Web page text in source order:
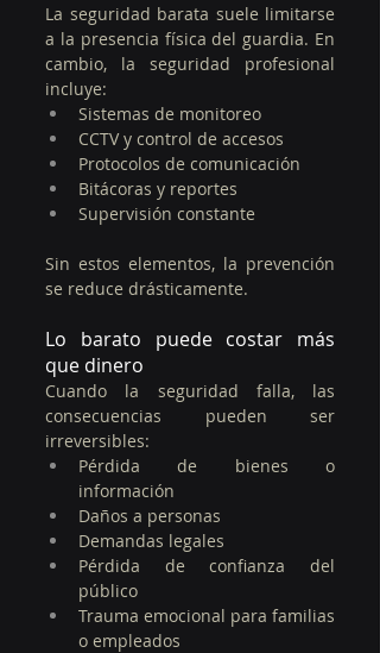
La seguridad barata suele limitarse
a la presencia física del guardia. En
cambio, la seguridad profesional
incluye:
Sistemas de monitoreo
CCTV y control de accesos
Protocolos de comunicación
Bitácoras y reportes
Supervisión constante
Sin estos elementos, la prevención
se reduce drásticamente.
Lo barato puede costar más
que dinero
Cuando la seguridad falla, las
consecuencias pueden ser
irreversibles:
Pérdida de bienes o
información
Daños a personas
Demandas legales
Pérdida de confianza del
público
Trauma emocional para familias
o empleados